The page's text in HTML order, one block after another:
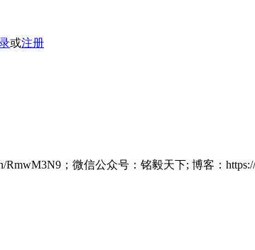
或注册
；微信公众号：铭毅天下; 博客：https://